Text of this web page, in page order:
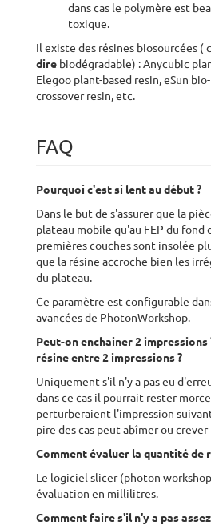
dans cas le polymère est
toxique.
Il existe des résines biosourcées (
dire biodégradable) : Anycubic
Elegoo plant-based resin, eSun
crossover resin, etc.
FAQ
Pourquoi c'est si lent au début ?
Dans le but de s'assurer que la
plateau mobile qu'au FEP du fond
premières couches sont insolée
que la résine accroche bien les
du plateau.
Ce paramètre est configurable
avancées de PhotonWorkshop.
Peut-on enchainer 2
résine entre 2 impressions ?
Uniquement s'il n'y a pas eu
dans ce cas il pourrait rester
perturberaient l'impression
pire des cas peut abîmer ou crever
Comment évaluer la quantité de
Le logiciel slicer (photon
évaluation en millilitres.
Comment faire s'il n'y a pas